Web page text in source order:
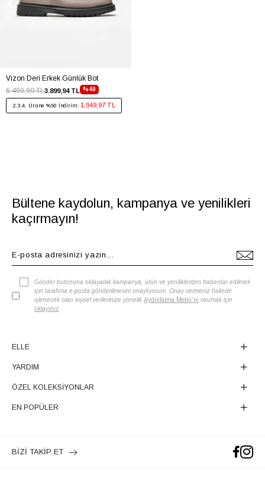
Vizon Deri Erkek Günlük Bot
%40
3.899,94 TL
6.499,90 TL
2.3.4. Ürüne %50 İndirim: 1.949,97 TL
Bültene kaydolun, kampanya ve yenilikleri
kaçırmayın!
Gönder butonuna tıklayarak kampanya, ürün ve yeniliklerden haberdar edilmek
için tarafıma e-posta gönderilmesini onaylıyorum. Onay vermeniz halinde
işlenecek olan kişisel verilerinize yönelik Aydınlatma Metni'ni okumak için
tıklayınız
ELLE
YARDIM
ÖZEL KOLEKSİYONLAR
EN POPÜLER
BİZİ TAKİP ET